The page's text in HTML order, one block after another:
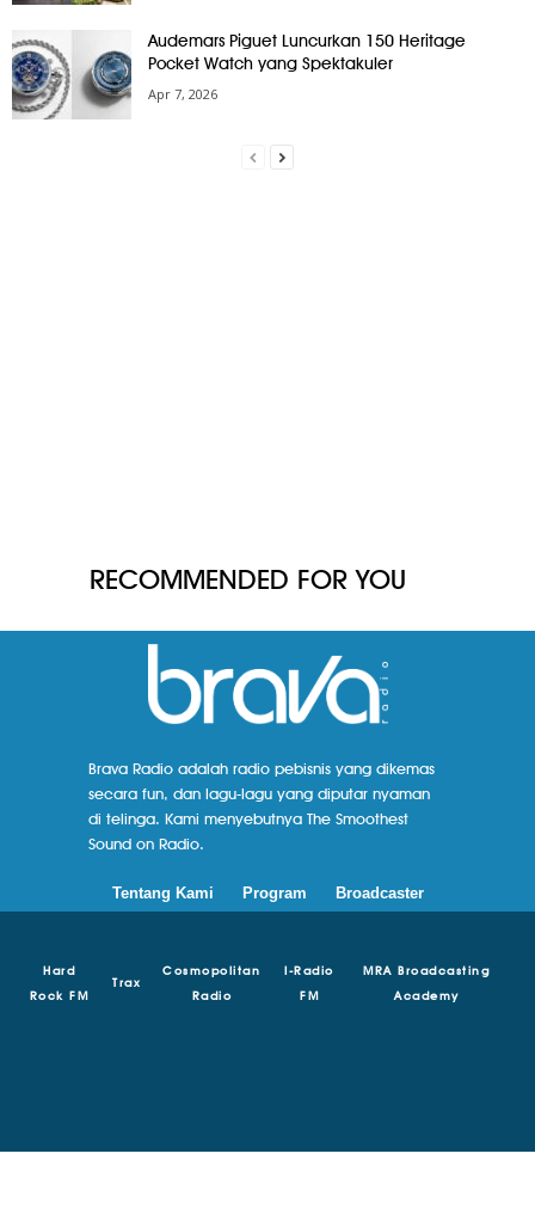
Audemars Piguet Luncurkan 150 Heritage
Pocket Watch yang Spektakuler
Apr 7, 2026
RECOMMENDED FOR YOU
Brava Radio adalah radio pebisnis yang dikemas
secara fun, dan lagu-lagu yang diputar nyaman
di telinga. Kami menyebutnya The Smoothest
Sound on Radio.
Tentang Kami Program Broadcaster
Hard
Rock FM
Trax
Cosmopolitan
Radio
I-Radio
FM
MRA Broadcasting
Academy